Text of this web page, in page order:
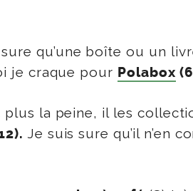
qu’une boîte ou un
je craque pour Polabox
plus la peine, il les
Je suis sure qu’il n’en